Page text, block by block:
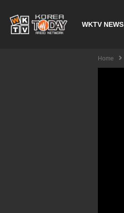
WKTV NEWS
Home